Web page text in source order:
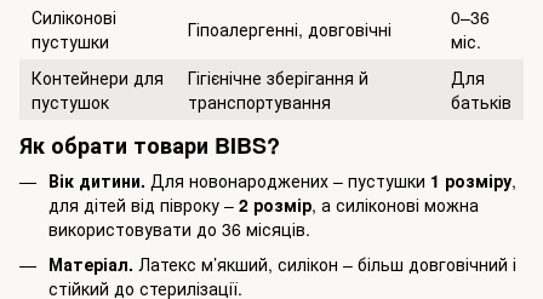
Силіконові
пустушки
Гіпоалергенні, довговічні
0–36
міс.
Контейнери для
пустушок
Гігієнічне зберігання й
транспортування
Для
батьків
Як обрати товари BIBS?
Вік дитини. Для новонароджених – пустушки 1 розміру,
для дітей від півроку – 2 розмір, а силіконові можна
використовувати до 36 місяців.
Матеріал. Латекс м’якший, силікон – більш довговічний і
стійкий до стерилізації.